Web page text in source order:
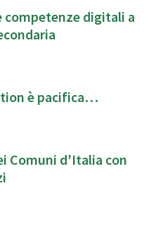
competenze digitali a
è pacifica…
Comuni d'Italia con